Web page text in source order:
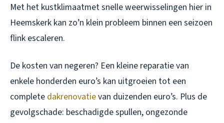
Met het kustklimaatmet snelle weerwisselingen hier in
Heemskerk kan zo’n klein probleem binnen een seizoen
flink escaleren.
De kosten van negeren? Een kleine reparatie van
enkele honderden euro’s kan uitgroeien tot een
complete dakrenovatievan duizenden euro’s. Plus de
gevolgschade: beschadigde spullen, ongezonde